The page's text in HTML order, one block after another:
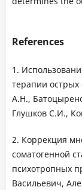
References
1.
терапии
А.Н.,
Глушков С.И.,
2. Коррекция
соматогенной
психотропных
Васильевич,